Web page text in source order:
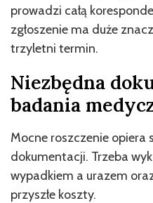
prowadzi całą
zgłoszenie ma duże
trzyletni termin.
Niezbędna
badania
Mocne roszczenie opiera
dokumentacji. Trzeba
wypadkiem a urazem
przyszłe koszty.